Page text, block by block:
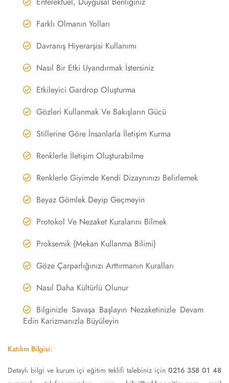
Farklı Olmanın Yolları
Davranış Hiyerarşisi Kullanımı
Nasıl Bir Etki Uyandırmak İstersiniz
Etkileyici Gardrop Oluşturma
Gözleri Kullanmak Ve Bakışların Gücü
Stillerine Göre İnsanlarla İletişim Kurma
Renklerle İletişim Oluşturabilme
Renklerle Giyimde Kendi Dizaynınızı Belirlemek
Beyaz Gömlek Deyip Geçmeyin
Protokol Ve Nezaket Kuralarını Bilmek
Proksemik (Mekan Kullanma Bilimi)
Göze Çarparlığınızı Arttırmanın Kuralları
Nasıl Daha Kültürlü Olunur
Bilginizle Savaşa Başlayın Nezaketinizle Devam
Edin Karizmanızla Büyüleyin
Katılım Bilgisi:
Detaylı bilgi ve kurum içi eğitim teklifi talebiniz için 0216 358 01 48